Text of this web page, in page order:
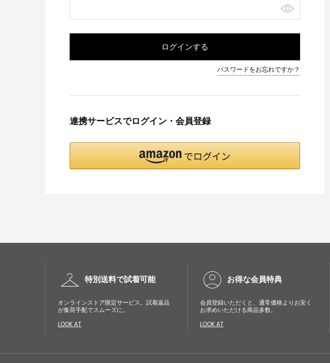
ログインする
パスワードをお忘れですか？
連携サービスでログイン・会員登録
checkroom 特別送料で試着可能
オンラインストア限定サービス。試着返品
が集荷手配でスムーズに。
LOOK AT
account_circle お得な会員特典
会員登録いただくと、通常価格よりお安く
お求めいただける商品多数。
LOOK AT